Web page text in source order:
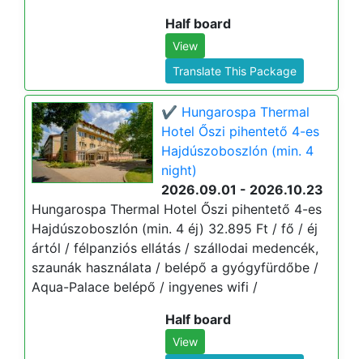
Half board
View
Translate This Package
✔️ Hungarospa Thermal
Hotel Őszi pihentető 4-es
Hajdúszoboszlón (min. 4
night)
2026.09.01 - 2026.10.23
Hungarospa Thermal Hotel Őszi pihentető 4-es
Hajdúszoboszlón (min. 4 éj) 32.895 Ft / fő / éj
ártól / félpanziós ellátás / szállodai medencék,
szaunák használata / belépő a gyógyfürdőbe /
Aqua-Palace belépő / ingyenes wifi /
Half board
View